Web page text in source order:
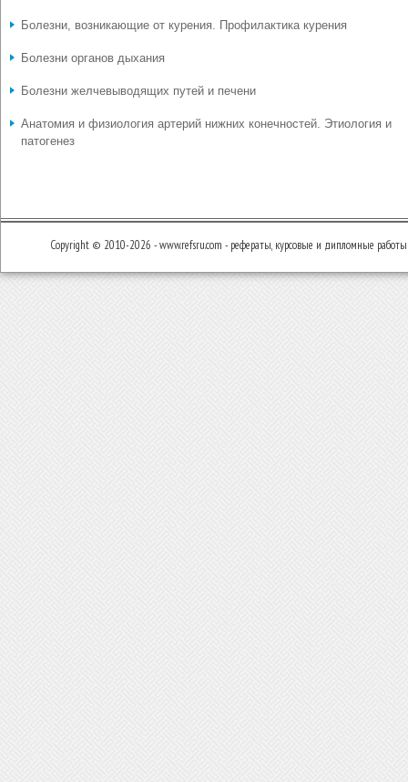
Болезни, возникающие от курения. Профилактика курения
Болезни органов дыхания
Болезни желчевыводящих путей и печени
Анатомия и физиология артерий нижних конечностей. Этиология и
патогенез
Copyright © 2010-2026 - www.refsru.com - рефераты, курсовые и дипломные работы